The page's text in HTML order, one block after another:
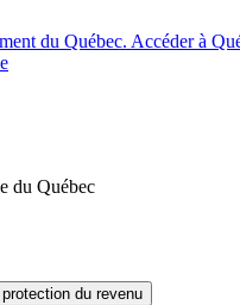
du Québec
du revenu